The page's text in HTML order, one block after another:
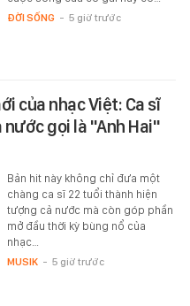
ĐỜI SỐNG - 5 giờ trước
của nhạc Việt: Ca sĩ
gọi là "Anh Hai"
Bản hit này không chỉ đưa một
chàng ca sĩ 22 tuổi thành hiện
tượng cả nước mà còn góp phần
mở đầu thời kỳ bùng nổ của
nhạc…
MUSIK - 5 giờ trước